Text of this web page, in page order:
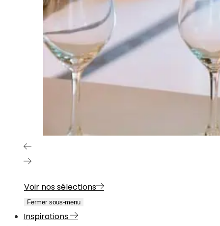
Voir nos sélections
Fermer sous-menu
Inspirations